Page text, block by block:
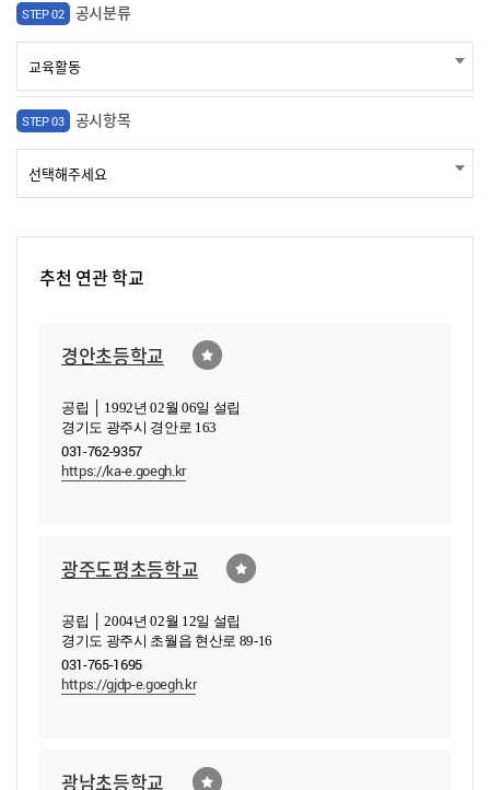
STEP 02 공시분류
STEP 03 공시항목
추천 연관 학교
경안초등학교
공립 │ 1992년 02월 06일 설립
경기도 광주시 경안로 163
031-762-9357
https://ka-e.goegh.kr
광주도평초등학교
공립 │ 2004년 02월 12일 설립
경기도 광주시 초월읍 현산로 89-16
031-765-1695
https://gjdp-e.goegh.kr
광남초등학교